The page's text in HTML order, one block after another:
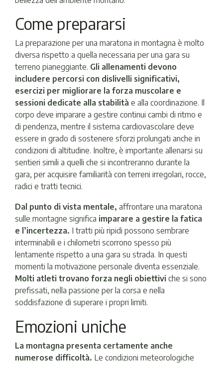
Come prepararsi
La preparazione per una maratona in montagna è molto
diversa rispetto a quella necessaria per una gara su
terreno pianeggiante. Gli allenamenti devono
includere percorsi con dislivelli significativi,
esercizi per migliorare la forza muscolare e
sessioni dedicate alla stabilità e alla coordinazione. Il
corpo deve imparare a gestire continui cambi di ritmo e
di pendenza, mentre il sistema cardiovascolare deve
essere in grado di sostenere sforzi prolungati anche in
condizioni di altitudine. Inoltre, è importante allenarsi su
sentieri simili a quelli che si incontreranno durante la
gara, per acquisire familiarità con terreni irregolari, rocce,
radici e tratti tecnici.
Dal punto di vista mentale, affrontare una maratona
sulle montagne significa imparare a gestire la fatica
e l’incertezza. I tratti più ripidi possono sembrare
interminabili e i chilometri scorrono spesso più
lentamente rispetto a una gara su strada. In questi
momenti la motivazione personale diventa essenziale.
Molti atleti trovano forza negli obiettivi che si sono
prefissati, nella passione per la corsa e nella
soddisfazione di superare i propri limiti.
Emozioni uniche
La montagna presenta certamente anche
numerose difficoltà. Le condizioni meteorologiche